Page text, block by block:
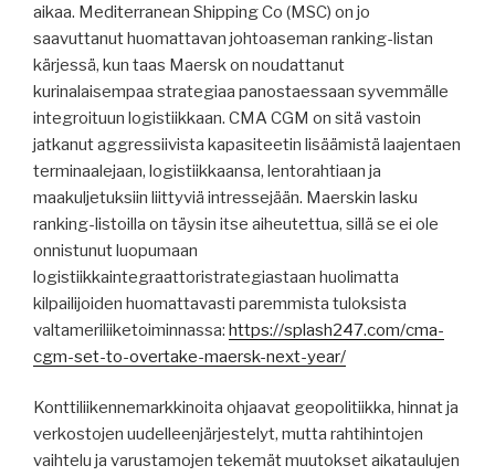
aikaa. Mediterranean Shipping Co (MSC) on jo
saavuttanut huomattavan johtoaseman ranking-listan
kärjessä, kun taas Maersk on noudattanut
kurinalaisempaa strategiaa panostaessaan syvemmälle
integroituun logistiikkaan. CMA CGM on sitä vastoin
jatkanut aggressiivista kapasiteetin lisäämistä laajentaen
terminaalejaan, logistiikkaansa, lentorahtiaan ja
maakuljetuksiin liittyviä intressejään. Maerskin lasku
ranking-listoilla on täysin itse aiheutettua, sillä se ei ole
onnistunut luopumaan
logistiikkaintegraattoristrategiastaan ​​huolimatta
kilpailijoiden huomattavasti paremmista tuloksista
valtameriliiketoiminnassa: https://splash247.com/cma-
cgm-set-to-overtake-maersk-next-year/
Konttiliikennemarkkinoita ohjaavat geopolitiikka, hinnat ja
verkostojen uudelleenjärjestelyt, mutta rahtihintojen
vaihtelu ja varustamojen tekemät muutokset aikataulujen